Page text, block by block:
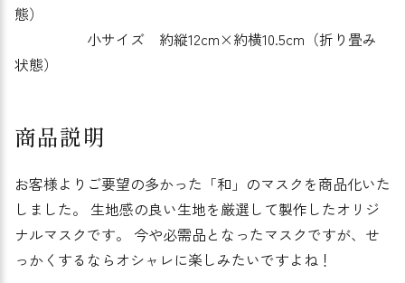
態）
小サイズ 約縦12cm×約横10.5cm（折り畳み
状態）
商品説明
お客様よりご要望の多かった「和」のマスクを商品化いた
しました。 生地感の良い生地を厳選して製作したオリジ
ナルマスクです。 今や必需品となったマスクですが、せ
っかくするならオシャレに楽しみたいですよね！